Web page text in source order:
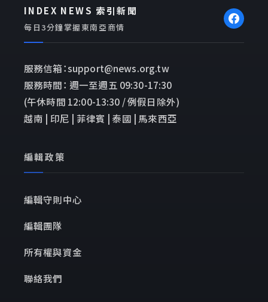
INDEX NEWS 索引新聞
每日3分鐘掌握東南亞商情
服務信箱：support@news.org.tw
服務時間： 週一至週五 09:30-17:30
(午休時間 12:00-13:30 / 例假日除外)
越南 | 印尼 | 菲律賓 | 泰國 | 馬來西亞
編輯政策
編輯守則中心
編輯團隊
所有權與資金
聯絡我們